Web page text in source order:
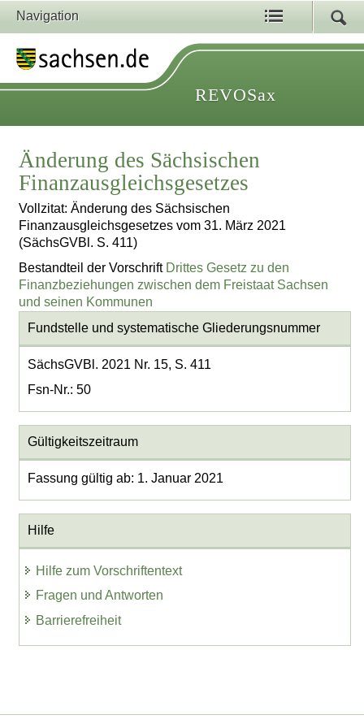
Navigation
REVOSax
Änderung des Sächsischen
Finanzausgleichsgesetzes
Vollzitat: Änderung des Sächsischen
Finanzausgleichsgesetzes vom 31. März 2021
(SächsGVBl. S. 411)
Bestandteil der Vorschrift Drittes Gesetz zu den
Finanzbeziehungen zwischen dem Freistaat Sachsen
und seinen Kommunen
Fundstelle und systematische Gliederungsnummer
SächsGVBl. 2021 Nr. 15, S. 411
Fsn-Nr.: 50
Gültigkeitszeitraum
Fassung gültig ab: 1. Januar 2021
Hilfe
Hilfe zum Vorschriftentext
Fragen und Antworten
Barrierefreiheit